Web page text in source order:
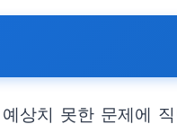
상치 못한 문제에